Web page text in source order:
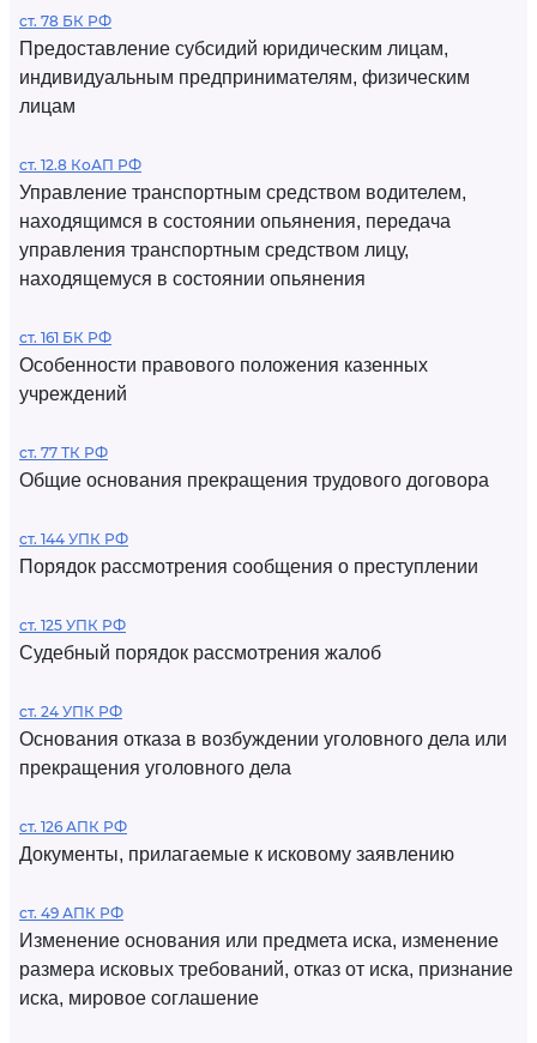
ст. 78 БК РФ
Предоставление субсидий юридическим лицам,
индивидуальным предпринимателям, физическим
лицам
ст. 12.8 КоАП РФ
Управление транспортным средством водителем,
находящимся в состоянии опьянения, передача
управления транспортным средством лицу,
находящемуся в состоянии опьянения
ст. 161 БК РФ
Особенности правового положения казенных
учреждений
ст. 77 ТК РФ
Общие основания прекращения трудового договора
ст. 144 УПК РФ
Порядок рассмотрения сообщения о преступлении
ст. 125 УПК РФ
Судебный порядок рассмотрения жалоб
ст. 24 УПК РФ
Основания отказа в возбуждении уголовного дела или
прекращения уголовного дела
ст. 126 АПК РФ
Документы, прилагаемые к исковому заявлению
ст. 49 АПК РФ
Изменение основания или предмета иска, изменение
размера исковых требований, отказ от иска, признание
иска, мировое соглашение